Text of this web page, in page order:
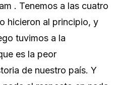
. Tenemos a las cuatro
hicieron al principio, y
tuvimos a la
es la peor
de nuestro país. Y